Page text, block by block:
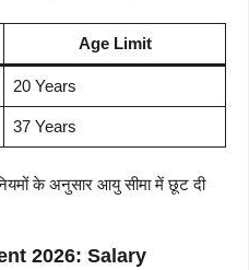
Age Limit
20 Years
37 Years
के अनुसार आयु सीमा में छूट दी
2026: Salary